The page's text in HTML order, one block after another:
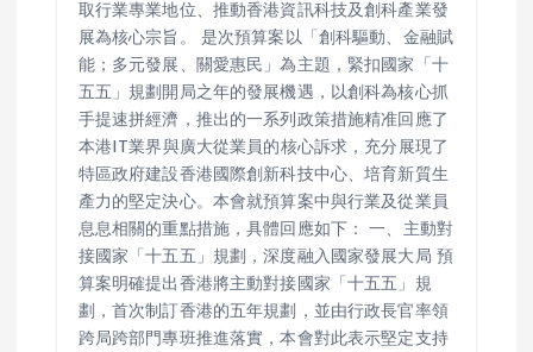
取行業專業地位、推動香港資訊科技及創科產業發
展為核心宗旨。 是次預算案以「創科驅動、金融賦
能；多元發展、關愛惠民」為主題，緊扣國家「十
五五」規劃開局之年的發展機遇，以創科為核心抓
手提速拼經濟，推出的一系列政策措施精准回應了
本港IT業界與廣大從業員的核心訴求，充分展現了
特區政府建設香港國際創新科技中心、培育新質生
產力的堅定決心。本會就預算案中與行業及從業員
息息相關的重點措施，具體回應如下： 一、主動對
接國家「十五五」規劃，深度融入國家發展大局 預
算案明確提出香港將主動對接國家「十五五」規
劃，首次制訂香港的五年規劃，並由行政長官率領
跨局跨部門專班推進落實，本會對此表示堅定支持